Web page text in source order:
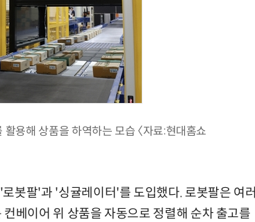
용해 상품을 하역하는 모습 〈자료:현대홈쇼
봇팔'과 '싱귤레이터'를 도입했다. 로봇팔은 여러
베이어 위 상품을 자동으로 정렬해 순차 출고를